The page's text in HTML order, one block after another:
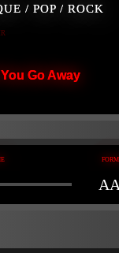
/ POP / ROCK
Go Away